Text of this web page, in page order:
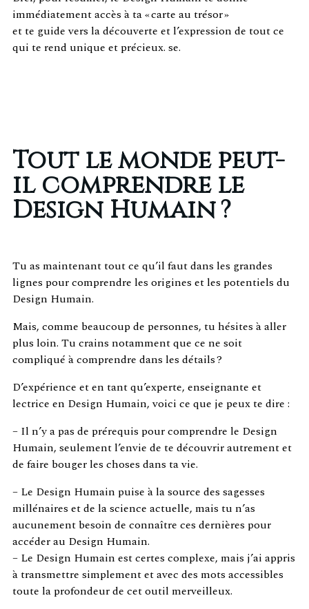
immédiatement accès à ta « carte au trésor »
et te guide vers la découverte et l’expression de tout ce
qui te rend unique et précieux. se.
Tout le monde peut-
il comprendre le
Design Humain ?
Tu as maintenant tout ce qu’il faut dans les grandes
lignes pour comprendre les origines et les potentiels du
Design Humain.
Mais, comme beaucoup de personnes, tu hésites à aller
plus loin. Tu crains notamment que ce ne soit
compliqué à comprendre dans les détails ?
D’expérience et en tant qu’experte, enseignante et
lectrice en Design Humain, voici ce que je peux te dire :
– Il n’y a pas de prérequis pour comprendre le Design
Humain, seulement l’envie de te découvrir autrement et
de faire bouger les choses dans ta vie.
– Le Design Humain puise à la source des sagesses
millénaires et de la science actuelle, mais tu n’as
aucunement besoin de connaître ces dernières pour
accéder au Design Humain.
– Le Design Humain est certes complexe, mais j’ai appris
à transmettre simplement et avec des mots accessibles
toute la profondeur de cet outil merveilleux.